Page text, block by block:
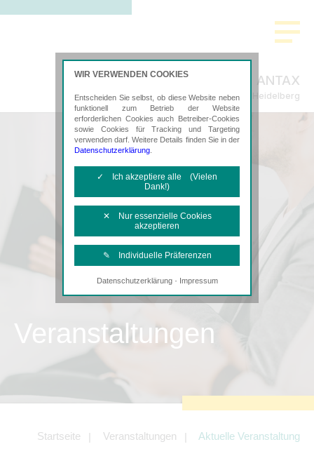
ANTAX
Steuerberatung in Heidelberg
Veranstaltungen
Startseite Veranstaltungen Aktuelle Veranstaltung
WIR VERWENDEN COOKIES
Entscheiden Sie selbst, ob diese Website neben
funktionell zum Betrieb der Website
erforderlichen Cookies auch Betreiber-Cookies
sowie Cookies für Tracking und Targeting
verwenden darf. Weitere Details finden Sie in der
Datenschutzerklärung
✓ Ich akzeptiere alle (Vielen
Dank!)
✕ Nur essenzielle Cookies
akzeptieren
✎ Individuelle Präferenzen
Notwendige Cookies
Diese Cookies sind erforderlich, um die
Tracking- und Targeting-Cookies
Angebotes einschließlich der
Angeboten von z.B. Facebook und
LinkedIn.
Datenschutzerklärung· Impressum